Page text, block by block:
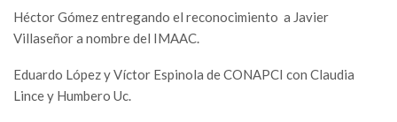
Héctor Gómez entregando el reconocimiento a Javier
Villaseñor a nombre del IMAAC.
Eduardo López y Víctor Espinola de CONAPCI con Claudia
Lince y Humbero Uc.